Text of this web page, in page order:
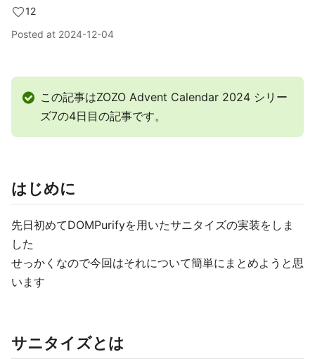
12
Posted at 2024-12-04
この記事はZOZO Advent Calendar 2024 シリー
ズ7の4日目の記事です。
はじめに
先日初めてDOMPurifyを用いたサニタイズの実装をしま
した
せっかくなので今回はそれについて簡単にまとめようと思
います
サニタイズとは